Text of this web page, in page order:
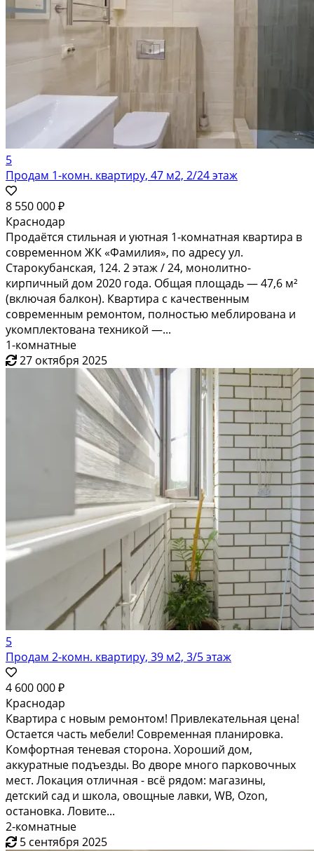
5
Продам 1-комн. квартиру, 47 м2, 2/24 этаж
8 550 000 ₽
Краснодар
Продаётся стильная и уютная 1-комнатная квартира в
современном ЖК «Фамилия», по адресу ул.
Старокубанская, 124. 2 этаж / 24, монолитно-
кирпичный дом 2020 года. Общая площадь — 47,6 м²
(включая балкон). Квартира с качественным
современным ремонтом, полностью меблирована и
укомплектована техникой —...
1-комнатные
27 октября 2025
5
Продам 2-комн. квартиру, 39 м2, 3/5 этаж
4 600 000 ₽
Краснодар
Квартира с новым ремонтом! Привлекательная цена!
Остается часть мебели! Современная планировка.
Комфортная теневая сторона. Хороший дом,
аккуратные подъезды. Во дворе много парковочных
мест. Локация отличная - всё рядом: магазины,
детский сад и школа, овощные лавки, WB, Ozon,
остановка. Ловите...
2-комнатные
5 сентября 2025